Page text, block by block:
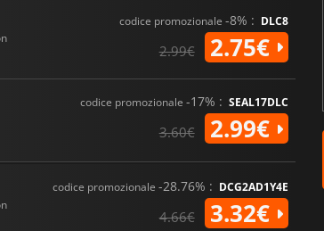
codice promozionale -8% : DLC8
2.99€ 2.75€
codice promozionale -17% : SEAL17DLC
3.60€ 2.99€
codice promozionale -28.76% : DCG2AD1Y4E
4.66€ 3.32€